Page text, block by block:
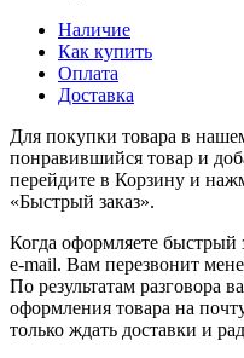
Наличие
Как купить
Оплата
Доставка
Для покупки товара в
понравившийся товар и
перейдите в Корзину и
«Быстрый заказ».
Когда оформляете
e-mail. Вам перезвонит
По результатам разговора
оформления товара на
только ждать доставки и